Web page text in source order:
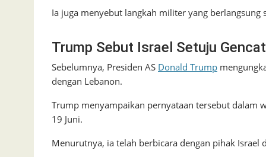
Ia juga menyebut langkah militer yang
Trump Sebut Israel Setuju
Sebelumnya, Presiden AS Donald Trump
dengan Lebanon.
Trump menyampaikan pernyataan tersebut dalam
19 Juni.
Menurutnya, ia telah berbicara dengan pihak